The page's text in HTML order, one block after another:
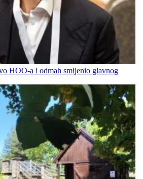
HOO-a i odmah smijenio glavnog